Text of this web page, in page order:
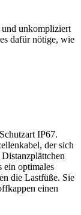
und unkompliziert
dafür nötige, wie
IP67.
der sich
ein optimales
die Lastfüße. Sie
einen